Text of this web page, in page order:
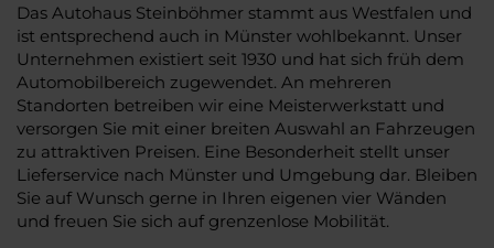
Das Autohaus Steinböhmer stammt aus Westfalen und
ist entsprechend auch in Münster wohlbekannt. Unser
Unternehmen existiert seit 1930 und hat sich früh dem
Automobilbereich zugewendet. An mehreren
Standorten betreiben wir eine Meisterwerkstatt und
versorgen Sie mit einer breiten Auswahl an Fahrzeugen
zu attraktiven Preisen. Eine Besonderheit stellt unser
Lieferservice nach Münster und Umgebung dar. Bleiben
Sie auf Wunsch gerne in Ihren eigenen vier Wänden
und freuen Sie sich auf grenzenlose Mobilität.